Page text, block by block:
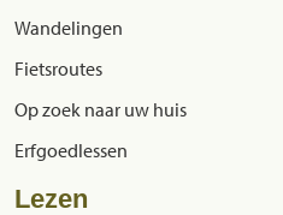
Wandelingen
Fietsroutes
Op zoek naar uw huis
Erfgoedlessen
Lezen